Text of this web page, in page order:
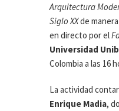
Arquitectura
Siglo XXde
en directo por el
Universidad
Colombia a las 16
La actividad
Enrique Madia,